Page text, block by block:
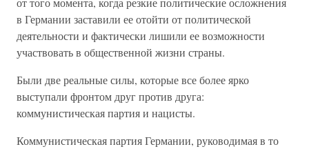
в Германии заставили ее отойти от политической
деятельности и фактически лишили ее возможности
участвовать в общественной жизни страны.
Были две реальные силы, которые все более ярко
выступали фронтом друг против друга:
коммунистическая партия и нацисты.
Коммунистическая партия Германии, руководимая в то